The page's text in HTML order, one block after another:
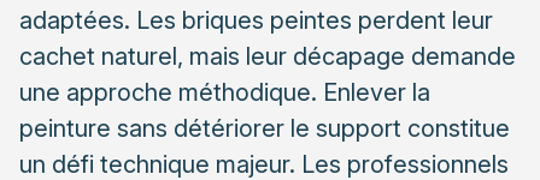
adaptées. Les briques peintes perdent leur
cachet naturel, mais leur décapage demande
une approche méthodique. Enlever la
peinture sans détériorer le support constitue
un défi technique majeur. Les professionnels
Le sablage et l’hydrogommage pour grandes
surfaces
Protéger les joints pendant le décapage
Adapter la pression et les outils selon l’état des
joints